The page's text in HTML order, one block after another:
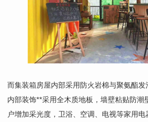
而集装箱房屋内部采用防火岩棉与聚氨酯发
内部装饰**采用全木质地板，墙壁粘贴防潮
户增加采光度，卫浴、空调、电视等家用电